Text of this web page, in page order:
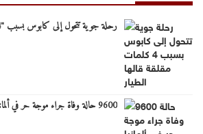
رحلة جوية تتحول إلى كابوس بسبب "4 كلمات مقلقة" قالها الطيار
9600 حالة وفاة جراء موجة حر في ألمانيا بأسبوع واحد